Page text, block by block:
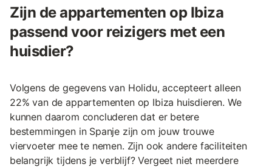
Zijn de appartementen op Ibiza
passend voor reizigers met een
huisdier?
Volgens de gegevens van Holidu, accepteert alleen
22% van de appartementen op Ibiza huisdieren. We
kunnen daarom concluderen dat er betere
bestemmingen in Spanje zijn om jouw trouwe
viervoeter mee te nemen. Zijn ook andere faciliteiten
belangrijk tijdens je verblijf? Vergeet niet meerdere